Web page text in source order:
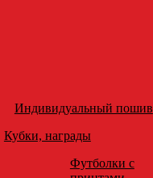
Индивидуальный пошив
Кубки, награды
Футболки с